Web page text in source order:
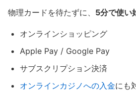
物理カードを待たずに、 5分で使い
オンラインショッピング
Apple Pay / Google Pay
サブスクリプション決済
オンラインカジノへの入金にも